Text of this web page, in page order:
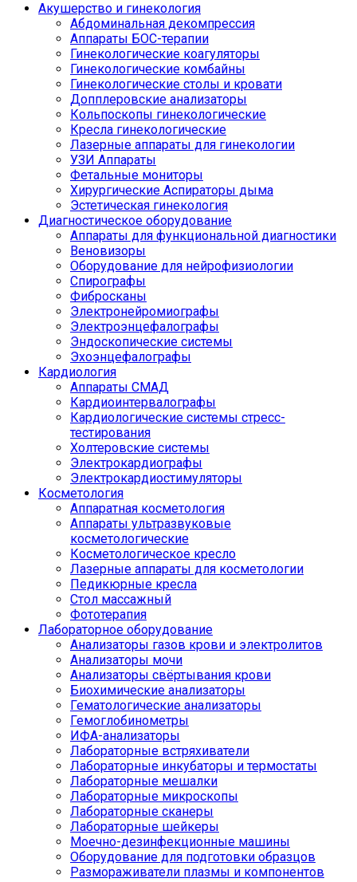
Акушерство и гинекология
Абдоминальная декомпрессия
Аппараты БОС-терапии
Гинекологические коагуляторы
Гинекологические комбайны
Гинекологические столы и кровати
Допплеровские анализаторы
Кольпоскопы гинекологические
Кресла гинекологические
Лазерные аппараты для гинекологии
УЗИ Аппараты
Фетальные мониторы
Хирургические Аспираторы дыма
Эстетическая гинекология
Диагностическое оборудование
Аппараты для функциональной диагностики
Веновизоры
Оборудование для нейрофизиологии
Спирографы
Фибросканы
Электронейромиографы
Электроэнцефалографы
Эндоскопические системы
Эхоэнцефалографы
Кардиология
Аппараты СМАД
Кардиоинтервалографы
Кардиологические системы стресс-
тестирования
Холтеровские системы
Электрокардиографы
Электрокардиостимуляторы
Косметология
Аппаратная косметология
Аппараты ультразвуковые
косметологические
Косметологическое кресло
Лазерные аппараты для косметологии
Педикюрные кресла
Стол массажный
Фототерапия
Лабораторное оборудование
Анализаторы газов крови и электролитов
Анализаторы мочи
Анализаторы свёртывания крови
Биохимические анализаторы
Гематологические анализаторы
Гемоглобинометры
ИФА-анализаторы
Лабораторные встряхиватели
Лабораторные инкубаторы и термостаты
Лабораторные мешалки
Лабораторные микроскопы
Лабораторные сканеры
Лабораторные шейкеры
Моечно-дезинфекционные машины
Оборудование для подготовки образцов
Размораживатели плазмы и компонентов